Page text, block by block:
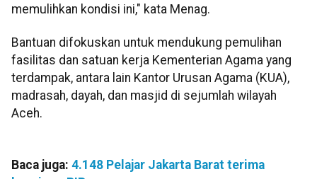
memulihkan kondisi ini," kata Menag.
Bantuan difokuskan untuk mendukung pemulihan
fasilitas dan satuan kerja Kementerian Agama yang
terdampak, antara lain Kantor Urusan Agama (KUA),
madrasah, dayah, dan masjid di sejumlah wilayah
Aceh.
Baca juga: 4.148 Pelajar Jakarta Barat terima